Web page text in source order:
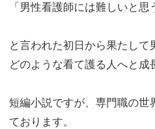
「男性看護師には難しいと思
と言われた初日から果たして
どのような看て護る人へと成
短編小説ですが、専門職の世
ております。